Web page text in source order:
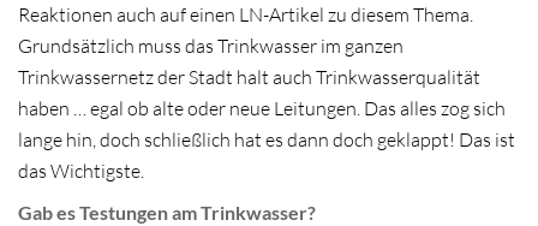
Reaktionen auch auf einen LN-Artikel zu diesem Thema.
Grundsätzlich muss das Trinkwasser im ganzen
Trinkwassernetz der Stadt halt auch Trinkwasserqualität
haben … egal ob alte oder neue Leitungen. Das alles zog sich
lange hin, doch schließlich hat es dann doch geklappt! Das ist
das Wichtigste.
Gab es Testungen am Trinkwasser?